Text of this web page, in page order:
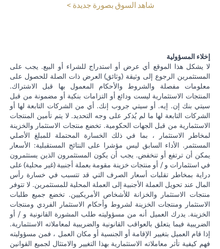
شاهد السوق بصورة جديدة >
إخلاء المسؤولية
لا يشكل هذا الموقع أي عرض أو استدراج للشراء أو البيع. يجب على
المستثمرين الرجوع إلى وثيقة (وثائق) العرض ذات الصلة للحصول على
معلومات مفصلة والشروط والأحكام المعمول بها قبل الاشتراك.
المنتجات الاستثمارية ليست ودائع أو التزامات بنكية أو مضمونة من قبل
سيتي بنك إن. إيه. أو سيتي جروب إنك. أي من الشركات التابعة لها أو
الشركات التابعة لها ما لم يُذكر على وجه التحديد. لا يتم تأمين المنتجات
الاستثمارية من قبل الجهات الحكومية. تخضع منتجات الاستثمار والخزينة
لمخاطر الاستثمار ، بما في ذلك الخسارة المحتملة للمبلغ الأصلي
المستثمر. الأداء السابق ليس مؤشرا على النتائج المستقبلية: الأسعار
يمكن أن ترتفع أو تنخفض. يجب أن يكون المستثمرون الذين يستثمرون
في استثمارات و / أو منتجات خزينة مقومة بعملة أجنبية (غير محلية) على
دراية بمخاطر تقلبات أسعار الصرف التي قد تتسبب في خسارة رأس
المال عند تحويل العملة الأجنبية إلى العملة المحلية للمستثمرين. لا تتوفر
منتجات الاستثمار والخزانة للأشخاص الأمريكيين. تخضع جميع طلبات
الاستثمار ومنتجات الخزينة لشروط وأحكام الاستثمار الفردي ومنتجات
الخزينة. يدرك العميل أنه من مسؤوليته طلب المشورة القانونية و / أو
الضريبية فيما يتعلق بالعواقب القانونية والضريبية لمعاملاته الاستثمارية.
إذا قام العميل بتغيير الإقامة أو الجنسية أو مكان العمل ، فمن مسؤوليته
فهم كيفية تأثر معاملاته الاستثمارية بهذا التغيير والامتثال لجميع القوانين